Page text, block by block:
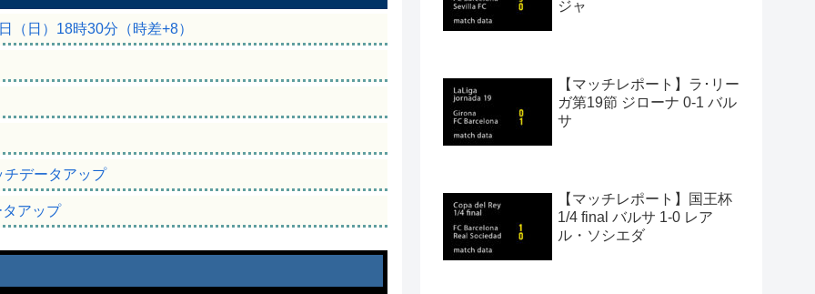
（日）18時30分（時差+8）
データアップ
アップ
ジャ
【マッチレポート】ラ･リー
ガ第19節 ジローナ 0-1 バル
サ
【マッチレポート】国王杯
1/4 final バルサ 1-0 レア
ル・ソシエダ